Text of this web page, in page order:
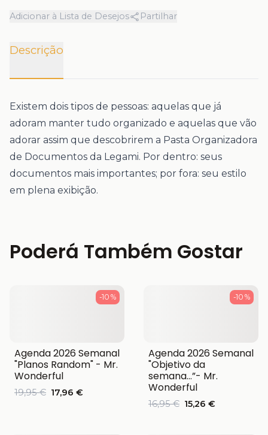
Descrição
Existem dois tipos de pessoas: aquelas que já
adoram manter tudo organizado e aquelas que vão
adorar assim que descobrirem a Pasta Organizadora
de Documentos da Legami. Por dentro: seus
documentos mais importantes; por fora: seu estilo
em plena exibição.
Adicionar à Lista de Desejos Partilhar
Poderá Também Gostar
-10 %
Agenda 2026 Semanal
"Planos Random" - Mr.
Wonderful
19,95 € 17,96 €
-10 %
Agenda 2026 Semanal
"Objetivo da
semana…”- Mr.
Wonderful
16,95 € 15,26 €